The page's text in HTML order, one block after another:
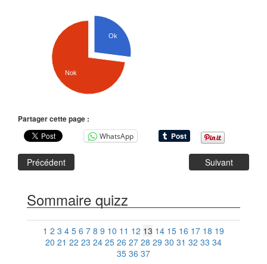
Ok
Nok
Partager cette page :
WhatsApp
Précédent Suivant
Sommaire quizz
1 2 3 4 5 6 7 8 9 10 11 12 13 14 15 16 17 18 19
20 21 22 23 24 25 26 27 28 29 30 31 32 33 34
35 36 37